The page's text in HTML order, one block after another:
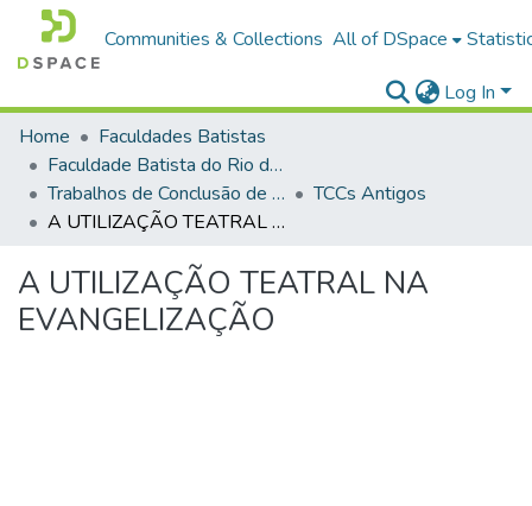
Communities & Collections All of DSpace
Log In
Home
Faculdades Batistas
Faculdade Batista do Rio de Janeiro (FABAT-RJ)
Trabalhos de Conclusão de Curso (TCC)
TCCs Antigos
A UTILIZAÇÃO TEATRAL NA EVANGELIZAÇÃO
A UTILIZAÇÃO TEATRAL NA
EVANGELIZAÇÃO